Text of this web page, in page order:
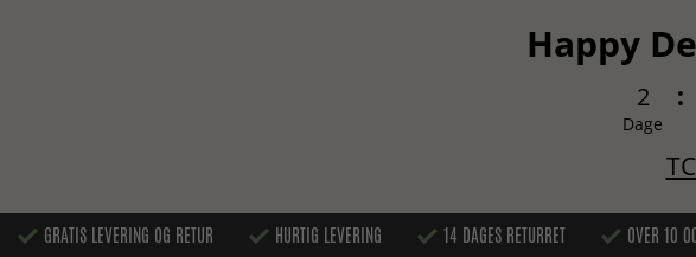
Happy
2
Dage
GRATIS LEVERING OG RETUR HURTIG LEVERING 14 DAGES RETURRET OVER 10